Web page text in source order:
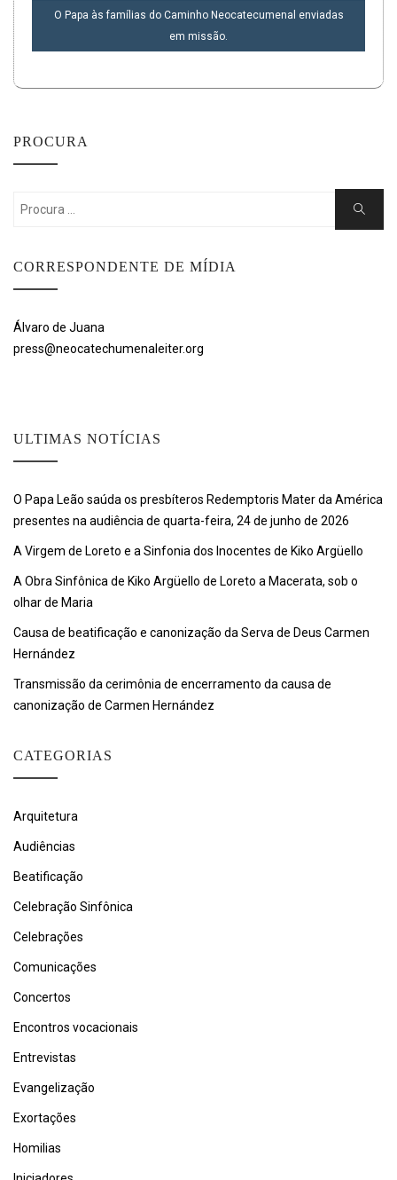
O Papa às famílias do Caminho Neocatecumenal enviadas
em missão.
PROCURA
Search
Search
CORRESPONDENTE DE MÍDIA
Álvaro de Juana
press@neocatechumenaleiter.org
ULTIMAS NOTÍCIAS
O Papa Leão saúda os presbíteros Redemptoris Mater da América
presentes na audiência de quarta-feira, 24 de junho de 2026
A Virgem de Loreto e a Sinfonia dos Inocentes de Kiko Argüello
A Obra Sinfônica de Kiko Argüello de Loreto a Macerata, sob o
olhar de Maria
Causa de beatificação e canonização da Serva de Deus Carmen
Hernández
Transmissão da cerimônia de encerramento da causa de
canonização de Carmen Hernández
CATEGORIAS
Arquitetura
Audiências
Beatificação
Celebração Sinfônica
Celebrações
Comunicações
Concertos
Encontros vocacionais
Entrevistas
Evangelização
Exortações
Homilias